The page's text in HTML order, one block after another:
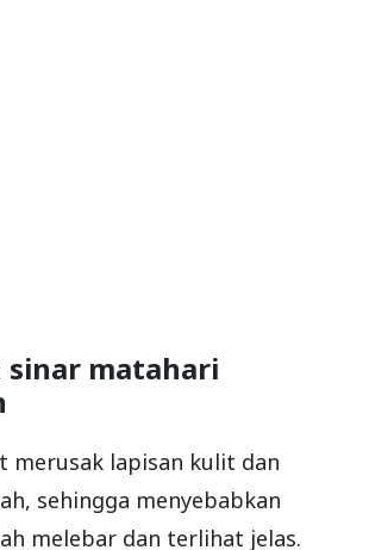
sinar matahari
merusak lapisan kulit dan
sehingga menyebabkan
melebar dan terlihat jelas.